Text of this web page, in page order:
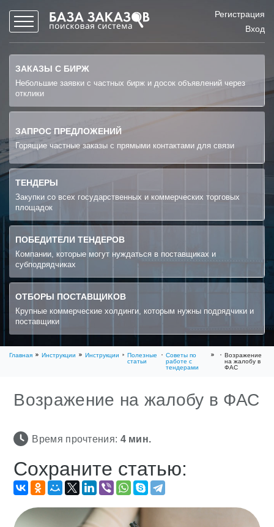
Регистрация
Вход
ЗАКАЗЫ С БИРЖ
Небольшие заявки с частных бирж и досок объявлений через
отклики
ЗАПРОС ПРЕДЛОЖЕНИЙ
Горящие частные заказы с прямыми контактами для связи
ТЕНДЕРЫ
Закупки со всех государственных и коммерческих торговых
площадок
ПОБЕДИТЕЛИ ТЕНДЕРОВ
Компании, которые могут нуждаться в поставщиках и
субподрядчиках
ОТБОРЫ ПОСТАВЩИКОВ
Крупные коммерческие холдинги, которым нужны подрядчики и
поставщики
Главная Инструкции Инструкции
Полезные
статьи
Советы по
работе с
тендерами
Возражение
на жалобу в
ФАС
Возражение на жалобу в ФАС
Время прочтения: 4мин.
Сохраните статью: